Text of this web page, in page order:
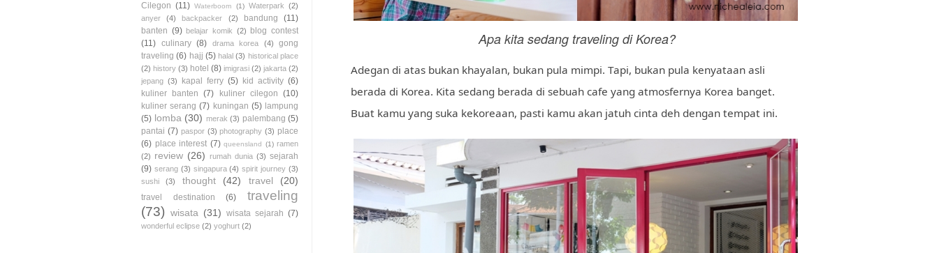
Apa kita sedang traveling di Korea?
Adegan di atas bukan khayalan, bukan pula mimpi. Tapi, bukan pula kenyataan asli
berada di Korea. Kita sedang berada di sebuah cafe yang atmosfernya Korea banget.
Buat kamu yang suka kekoreaan, pasti kamu akan jatuh cinta deh dengan tempat ini.
Cilegon (11) Waterboom (1) Waterpark (2)
anyer
(4) backpacker (2) bandung
(11)
banten (9) belajar komik (2)
blog contest
(11) culinary (8) drama korea (4)
gong
traveling (6) hajj (5) halal (3) historical place
(2) history (3) hotel (8) imigrasi (2) jakarta (2)
jepang (3) kapal ferry (5) kid activity (6)
kuliner banten
(7) kuliner cilegon (10)
kuliner serang (7) kuningan (5) lampung
(5) lomba (30) merak (3) palembang (5)
pantai (7) paspor (3) photography (3) place
(6) place interest (7) queensland (1) ramen
(2) review (26) rumah dunia (3) sejarah
(9) serang (3) singapura (4) spirit journey (3)
sushi
(3) thought (42) travel (20)
travel destination (6)
traveling
(73) wisata (31) wisata sejarah (7)
wonderful eclipse (2) yoghurt (2)